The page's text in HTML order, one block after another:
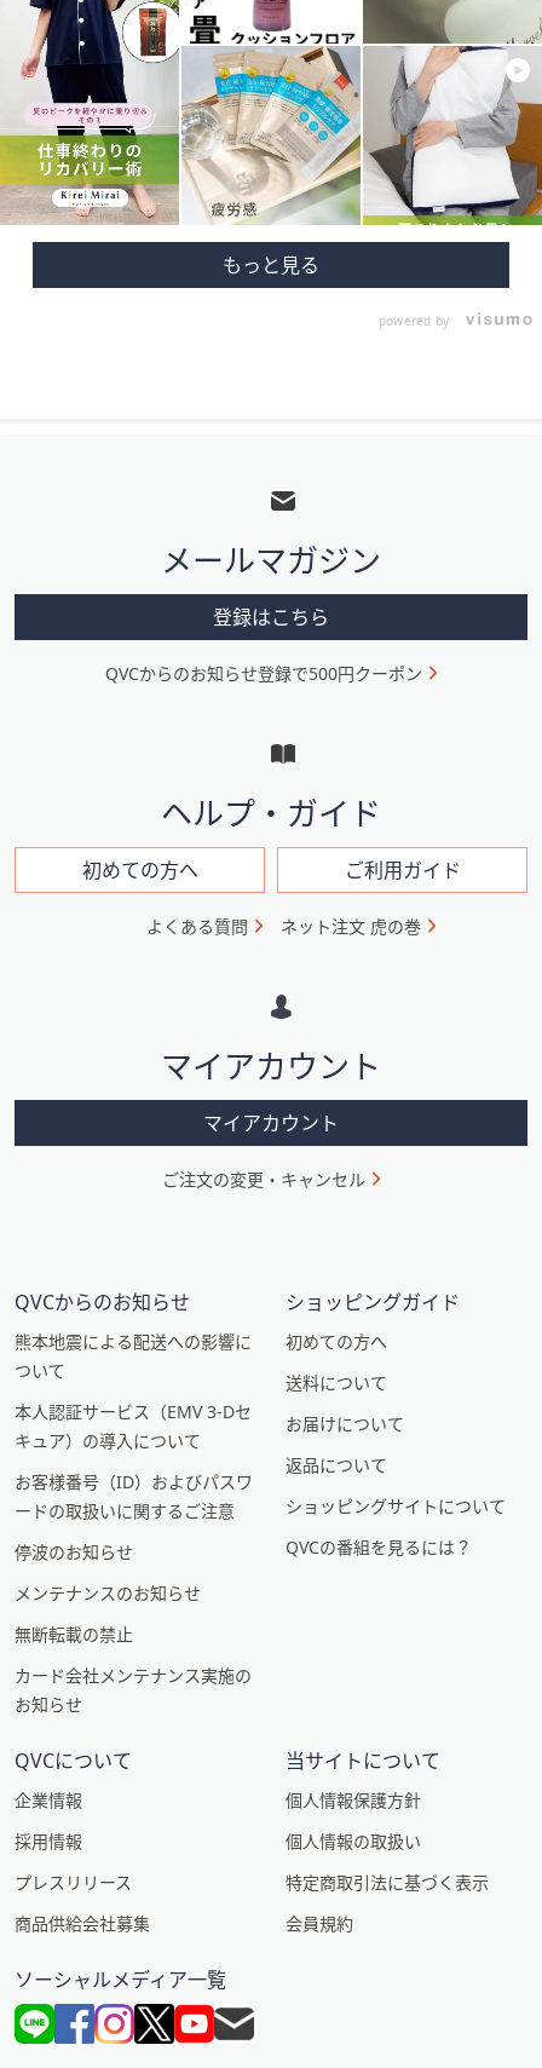
powered by
メ
ニ
ン
ン
メールマガジン
登録はこちら
QVCからのお知らせ登録で500円クーポン
ヘルプ・ガイド
初めての方へ ご利用ガイド
よくある質問 ネット注文 虎の巻
マイアカウント
マイアカウント
ご注文の変更・キャンセル
QVCからのお知らせ
熊本地震による配送への影響に
ついて
本人認証サービス（EMV 3-Dセ
キュア）の導入について
お客様番号（ID）およびパスワ
ードの取扱いに関するご注意
停波のお知らせ
メンテナンスのお知らせ
無断転載の禁止
カード会社メンテナンス実施の
お知らせ
ショッピングガイド
初めての方へ
送料について
お届けについて
返品について
ショッピングサイトについて
QVCの番組を見るには？
QVCについて
企業情報
採用情報
プレスリリース
商品供給会社募集
当サイトについて
個人情報保護方針
個人情報の取扱い
特定商取引法に基づく表示
会員規約
ソーシャルメディア一覧